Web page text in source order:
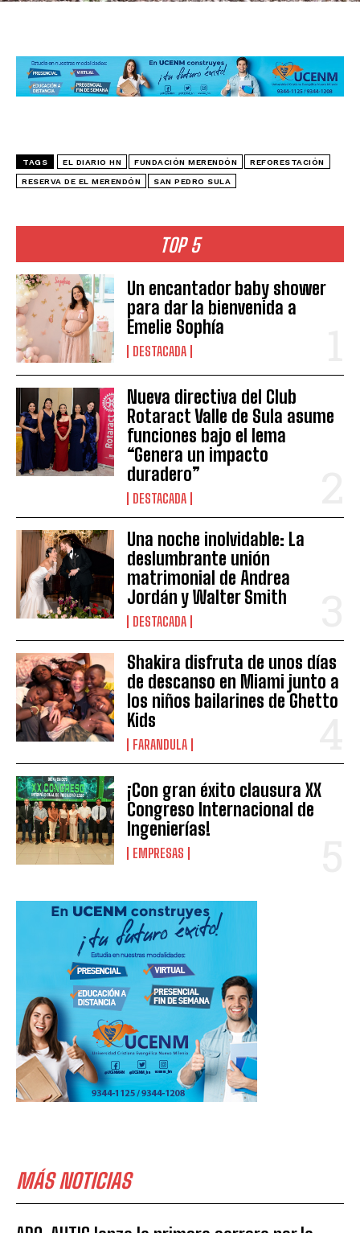
TOP 5
Un encantador baby shower
para dar la bienvenida a
Emelie Sophía
DESTACADA
Nueva directiva del Club
Rotaract Valle de Sula asume
funciones bajo el lema
“Genera un impacto
duradero”
DESTACADA
Una noche inolvidable: La
deslumbrante unión
matrimonial de Andrea
Jordán y Walter Smith
DESTACADA
Shakira disfruta de unos días
de descanso en Miami junto a
los niños bailarines de Ghetto
Kids
FARANDULA
¡Con gran éxito clausura XX
Congreso Internacional de
Ingenierías!
EMPRESAS
MÁS NOTICIAS
TAGS EL DIARIO HN FUNDACIÓN MERENDÓN REFORESTACIÓN
RESERVA DE EL MERENDÓN SAN PEDRO SULA